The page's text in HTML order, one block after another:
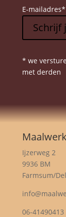
E-mailadres*
Schrijf
* we
met derden
Ijzerweg 2
9936 BM
Farmsum/
06-41490413